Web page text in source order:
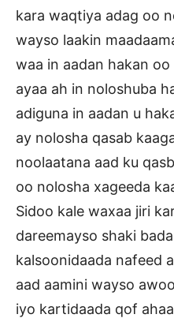
kara waqtiya adag oo
wayso laakin
waa in aadan hakan
ayaa ah in noloshuba
adiguna in aadan u
ay nolosha qasab
noolaatana aad ku
oo nolosha xageeda
Sidoo kale waxaa jiri
dareemayso shaki
kalsoonidaada nafeed
aad aamini wayso
iyo kartidaada qof